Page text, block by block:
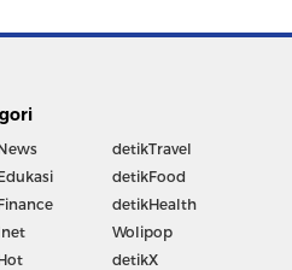
detikTravel
detikFood
detikHealth
Wolipop
detikX